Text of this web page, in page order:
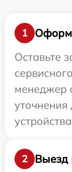
1
Оставьте
менеджер
2
Выезд